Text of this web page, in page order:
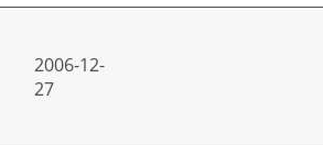
2006-12-
27